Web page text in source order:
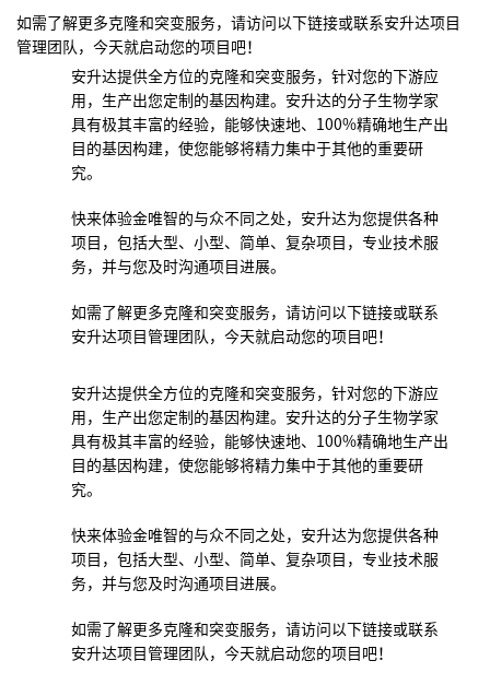
如需了解更多克隆和突变服务，请访问以下链接或联系安升达项目
管理团队，今天就启动您的项目吧！
安升达提供全方位的克隆和突变服务，针对您的下游应
用，生产出您定制的基因构建。安升达的分子生物学家
具有极其丰富的经验，能够快速地、 100%精确地生产出
目的基因构建，使您能够将精力集中于其他的重要研
究。
快来体验金唯智的与众不同之处，安升达为您提供各种
项目，包括大型、小型、简单、复杂项目，专业技术服
务，并与您及时沟通项目进展。
如需了解更多克隆和突变服务，请访问以下链接或联系
安升达项目管理团队，今天就启动您的项目吧！
安升达提供全方位的克隆和突变服务，针对您的下游应
用，生产出您定制的基因构建。安升达的分子生物学家
具有极其丰富的经验，能够快速地、 100%精确地生产出
目的基因构建，使您能够将精力集中于其他的重要研
究。
快来体验金唯智的与众不同之处，安升达为您提供各种
项目，包括大型、小型、简单、复杂项目，专业技术服
务，并与您及时沟通项目进展。
如需了解更多克隆和突变服务，请访问以下链接或联系
安升达项目管理团队，今天就启动您的项目吧！